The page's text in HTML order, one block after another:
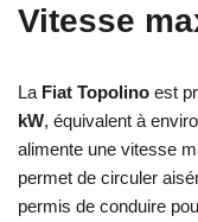
Vitesse
La Fiat Topolino est
kW, équivalent à
alimente une vitesse
permet de circuler
permis de conduire